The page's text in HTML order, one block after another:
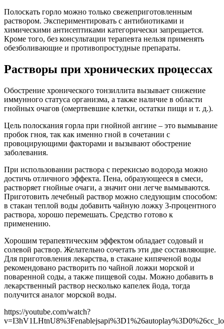
Полоскать горло можно только свежеприготовленным
раствором. Экспериментировать с антибиотиками и
химическими антисептиками категорически запрещается.
Кроме того, без консультации терапевта нельзя применять
обезболивающие и противопростудные препараты.
Растворы при хронических процессах
Обострение хронического тонзиллита вызывает снижение
иммунного статуса организма, а также наличие в области
гнойных очагов (омертвевшие клетки, остатки пищи и т. д.).
Цель полоскания горла при гнойной ангине – это вымывание
пробок гноя, так как именно гной в сочетании с
провоцирующими факторами и вызывают обострение
заболевания.
При использовании раствора с перекисью водорода можно
достичь отличного эффекта. Пена, образующееся в смеси,
растворяет гнойные очаги, а значит они легче вымываются.
Приготовить лечебный раствор можно следующим способом:
в стакан теплой воды добавить чайную ложку 3-процентного
раствора, хорошо перемешать. Средство готово к
применению.
Хорошим терапевтическим эффектом обладает содовый и
солевой раствор. Желательно сочетать эти две составляющие.
Для приготовления лекарства, в стакане кипяченой воды
рекомендовано растворить по чайной ложки морской и
поваренной соды, а также пищевой соды. Можно добавить в
лекарственный раствор несколько капелек йода, тогда
получится аналог морской воды.
https://youtube.com/watch?